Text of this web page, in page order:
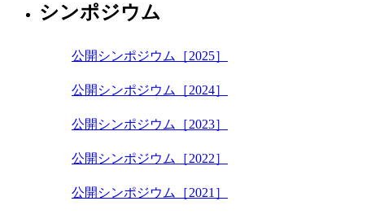
シンポジウム
公開シンポジウム［2025］
公開シンポジウム［2024］
公開シンポジウム［2023］
公開シンポジウム［2022］
公開シンポジウム［2021］